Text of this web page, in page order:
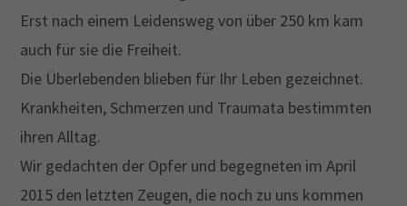
Drop us a line
info@yourdomain.com
About us
Lorem ipsum dolor sit amet, consectetuer
adipiscing elit.
Erst nach einem Leidensweg von über 250 km kam
auch für sie die Freiheit.
Die Überlebenden blieben für Ihr Leben gezeichnet.
Krankheiten, Schmerzen und Traumata bestimmten
ihren Alltag.
Wir gedachten der Opfer und begegneten im April
2015 den letzten Zeugen, die noch zu uns kommen